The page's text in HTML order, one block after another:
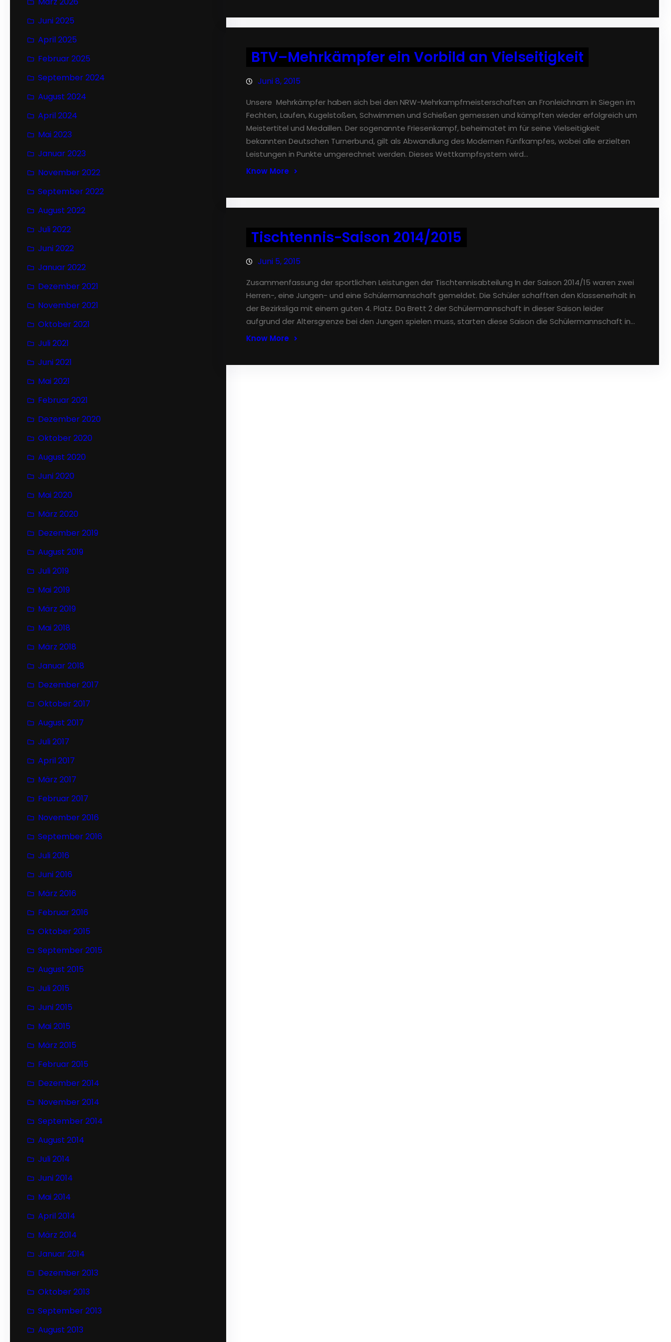
Juni 2025
April 2025
Februar 2025
September 2024
August 2024
April 2024
Mai 2023
Januar 2023
November 2022
September 2022
August 2022
Juli 2022
Juni 2022
Januar 2022
Dezember 2021
November 2021
Oktober 2021
Juli 2021
Juni 2021
Mai 2021
Februar 2021
Dezember 2020
Oktober 2020
August 2020
Juni 2020
Mai 2020
März 2020
Dezember 2019
August 2019
Juli 2019
Mai 2019
März 2019
Mai 2018
März 2018
Januar 2018
Dezember 2017
Oktober 2017
August 2017
Juli 2017
April 2017
März 2017
Februar 2017
November 2016
September 2016
Juli 2016
Juni 2016
März 2016
Februar 2016
Oktober 2015
September 2015
August 2015
Juli 2015
Juni 2015
Mai 2015
März 2015
Februar 2015
Dezember 2014
November 2014
September 2014
August 2014
Juli 2014
Juni 2014
Mai 2014
April 2014
März 2014
Januar 2014
Dezember 2013
Oktober 2013
September 2013
August 2013
BTV–Mehrkämpfer ein Vorbild an Vielseitigkeit
Juni 8, 2015
Unsere Mehrkämpfer haben sich bei den NRW-Mehrkampfmeisterschaften an Fronleichnam in Siegen im
Fechten, Laufen, Kugelstoßen, Schwimmen und Schießen gemessen und kämpften wieder erfolgreich um
Meistertitel und Medaillen. Der sogenannte Friesenkampf, beheimatet im für seine Vielseitigkeit
bekannten Deutschen Turnerbund, gilt als Abwandlung des Modernen Fünfkampfes, wobei alle erzielten
Leistungen in Punkte umgerechnet werden. Dieses Wettkampfsystem wird…
Know More
Tischtennis-Saison 2014/2015
Juni 5, 2015
Zusammenfassung der sportlichen Leistungen der Tischtennisabteilung In der Saison 2014/15 waren zwei
Herren-, eine Jungen- und eine Schülermannschaft gemeldet. Die Schüler schafften den Klassenerhalt in
der Bezirksliga mit einem guten 4. Platz. Da Brett 2 der Schülermannschaft in dieser Saison leider
aufgrund der Altersgrenze bei den Jungen spielen muss, starten diese Saison die Schülermannschaft in…
Know More